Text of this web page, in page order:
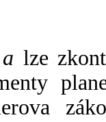
a lze